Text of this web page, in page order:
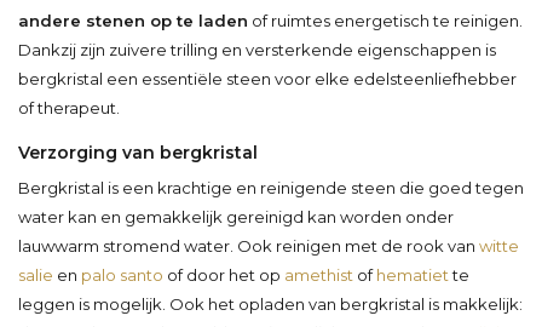
andere stenen op te laden of ruimtes energetisch te reinigen.
Dankzij zijn zuivere trilling en versterkende eigenschappen is
bergkristal een essentiële steen voor elke edelsteenliefhebber
of therapeut.
Verzorging van bergkristal
Bergkristal is een krachtige en reinigende steen die goed tegen
water kan en gemakkelijk gereinigd kan worden onder
lauwwarm stromend water. Ook reinigen met de rook van witte
salie en palo santo of door het op amethist ofhematiette
leggen is mogelijk. Ook het opladen van bergkristal is makkelijk: